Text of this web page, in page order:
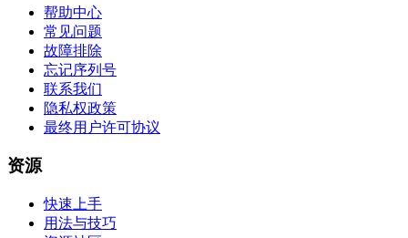
帮助中心
常见问题
故障排除
忘记序列号
联系我们
隐私权政策
最终用户许可协议
资源
快速上手
用法与技巧